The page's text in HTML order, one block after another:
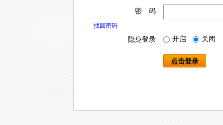
密 码
找回密码
隐身登录 开启 关闭
点击登录